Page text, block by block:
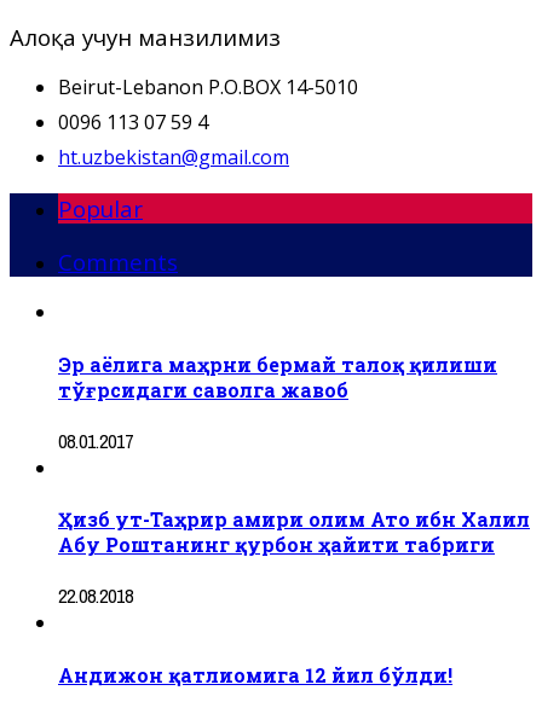
Алоқа учун манзилимиз
Beirut-Lebanon P.O.BOX 14-5010
0096 113 07 59 4
ht.uzbekistan@gmail.com
Popular
Comments
Эр аёлига маҳрни бермай талоқ қилиши
тўғрсидаги саволга жавоб
08.01.2017
Ҳизб ут-Таҳрир амири олим Ато ибн Халил
Абу Роштанинг қурбон ҳайити табриги
22.08.2018
Андижон қатлиомига 12 йил бўлди!